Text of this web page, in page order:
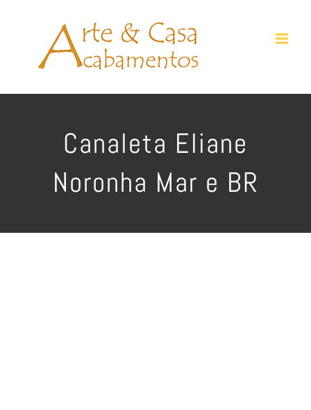
Canaleta Eliane
Noronha Mar e BR